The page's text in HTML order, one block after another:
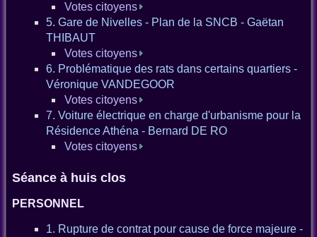
Votes citoyens
5. Gare de Nivelles - Plan de la SNCB - Gaëtan
THIBAUT
Votes citoyens
6. Problématique des rats dans certains quartiers -
Véronique VANDEGOOR
Votes citoyens
7. Voiture électrique en charge d'urbanisme pour la
Résidence Athéna - Bernard DE RO
Votes citoyens
Séance à huis clos
PERSONNEL
1. Rupture de contrat pour cause de force majeure -